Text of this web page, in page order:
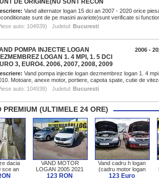
DE ORIGINE(NU SUNT RECON
Vand alternator logan 15 dci an 2007 - 2020 orice
sunt de pe masini avariote)sunt verificate si
auto: 104939) Judetul: Bucuresti
POMPA INJECTIE LOGAN
LOGAN 1. 4 MPI, 1. 5 DCI
3, EURO4. 2006, 2007, 2008, 2009
2006 -
Vand pompa injectie logan dezmembrez logan 1. 4
Motoare, anexe motor, portiere, capota spate, cutie de
auto: 104938) Judetul: Bucuresti
PREMIUM (ULTIMELE 24 ORE)
dacia
sce an
6 cutie
VAND MOTOR
LOGAN 2005 2021
123 RON
Vand cadru h logan
(cadru motor logan
jug motor logan )
123 Euro